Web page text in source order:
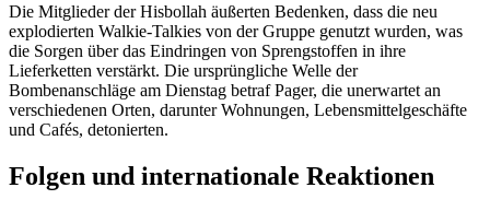
Die Mitglieder der Hisbollah äußerten Bedenken, dass die neu
explodierten Walkie-Talkies von der Gruppe genutzt wurden, was
die Sorgen über das Eindringen von Sprengstoffen in ihre
Lieferketten verstärkt. Die ursprüngliche Welle der
Bombenanschläge am Dienstag betraf Pager, die unerwartet an
verschiedenen Orten, darunter Wohnungen, Lebensmittelgeschäfte
und Cafés, detonierten.
Folgen und internationale Reaktionen